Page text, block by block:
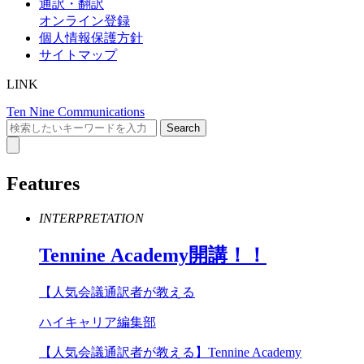
通訳・翻訳
オンライン登録
個人情報保護方針
サイトマップ
LINK
Ten Nine Communications
Features
INTERPRETATION
Tennine Academy開講！！
【人気会議通訳者が教える
ハイキャリア編集部
【人気会議通訳者が教える】Tennine Academy